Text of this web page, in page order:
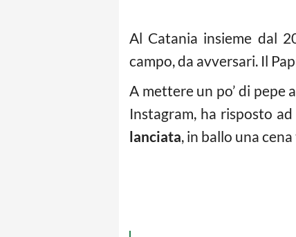
Al Catania insieme dal
campo, da avversari. Il
A mettere un po’ di pepe
Instagram, ha risposto
lanciata, in ballo una